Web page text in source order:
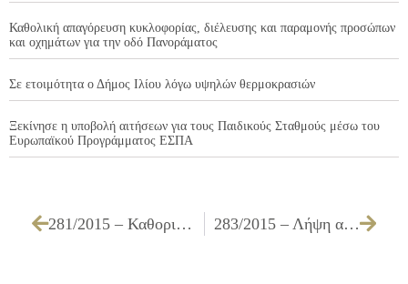
Καθολική απαγόρευση κυκλοφορίας, διέλευσης και παραμονής προσώπων
και οχημάτων για την οδό Πανοράματος
Σε ετοιμότητα ο Δήμος Ιλίου λόγω υψηλών θερμοκρασιών
Ξεκίνησε η υποβολή αιτήσεων για τους Παιδικούς Σταθμούς μέσω του
Ευρωπαϊκού Προγράμματος ΕΣΠΑ
281/2015 – Καθορισμός αριθμού και ειδικοτήτων εγκεκριμένων θέσεων για την πρόσληψη προσωπικού με σχέση εργασίας ιδιωτικού δικαίου ορισμένου χρόνου ,για την υλοποίηση Ευρωπαϊκών Προγραμμάτων, στα πλαίσια του προγραμματισμού προσλήψεων έτους 2015 283/2015 – Λήψη απόφασης για την τροποποίηση κυκλοφορίας στην περιοχή που περικλείεται από τις οδούς Αγ. Γεωργίου, Πετρουπόλεως – Ηρακλείτου, Θηβών και Ανδ. Παπανδρέου